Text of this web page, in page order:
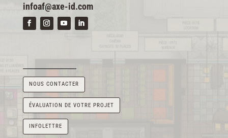
infoaf@axe-id.com
NOUS CONTACTER
ÉVALUATION DE VOTRE PROJET
INFOLETTRE